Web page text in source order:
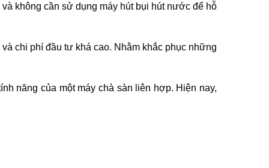
không cần sử dụng máy hút bụi hút nước để hỗ
chi phí đầu tư khá cao. Nhằm khắc phục những
năng của một máy chà sàn liên hợp. Hiện nay,